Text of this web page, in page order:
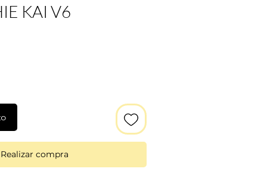
KAI V6
Realizar compra